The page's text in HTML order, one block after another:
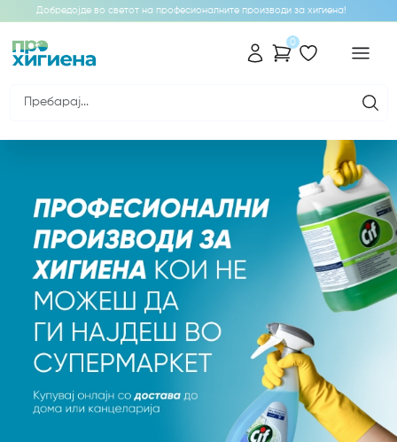
Добредојде во светот на професионалните производи за хигиена!
0